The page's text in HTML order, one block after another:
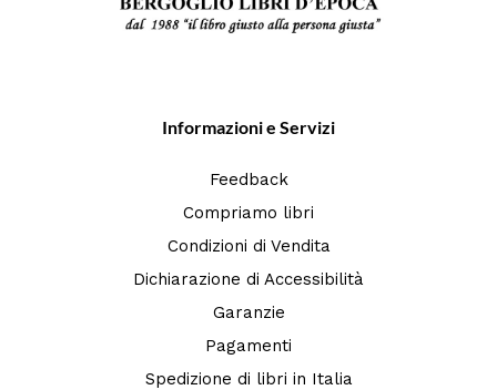
Informazioni e Servizi
Feedback
Compriamo libri
Condizioni di Vendita
Dichiarazione di Accessibilità
Garanzie
Pagamenti
Spedizione di libri in Italia